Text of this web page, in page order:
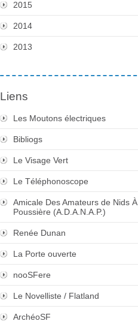
2015
2014
2013
Liens
Les Moutons électriques
Bibliogs
Le Visage Vert
Le Téléphonoscope
Amicale Des Amateurs de Nids À
Poussière (A.D.A.N.A.P.)
Renée Dunan
La Porte ouverte
nooSFere
Le Novelliste / Flatland
ArchéoSF